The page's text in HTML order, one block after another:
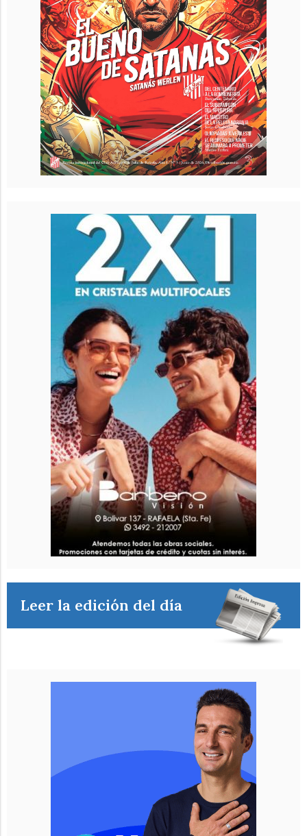
Leer la edición del día